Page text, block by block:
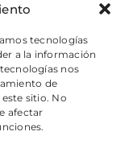
tecnologías
a la información
nos
de
sitio. No
afectar
d’Accessos
Minibars
de Seguretat